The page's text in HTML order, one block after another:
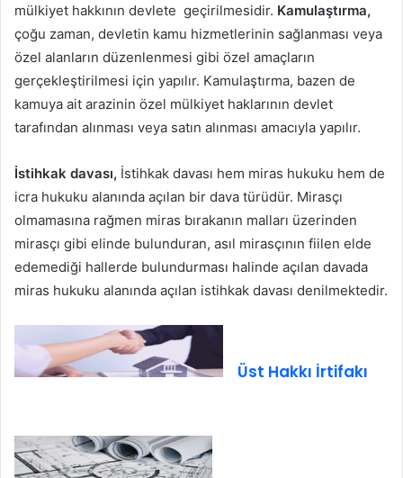
mülkiyet hakkının devlete geçirilmesidir. Kamulaştırma,
çoğu zaman, devletin kamu hizmetlerinin sağlanması veya
özel alanların düzenlenmesi gibi özel amaçların
gerçekleştirilmesi için yapılır. Kamulaştırma, bazen de
kamuya ait arazinin özel mülkiyet haklarının devlet
tarafından alınması veya satın alınması amacıyla yapılır.
İstihkak davası, İstihkak davası hem miras hukuku hem de
icra hukuku alanında açılan bir dava türüdür. Mirasçı
olmamasına rağmen miras bırakanın malları üzerinden
mirasçı gibi elinde bulunduran, asıl mirasçının fiilen elde
edemediği hallerde bulundurması halinde açılan davada
miras hukuku alanında açılan istihkak davası denilmektedir.
Üst Hakkı İrtifakı